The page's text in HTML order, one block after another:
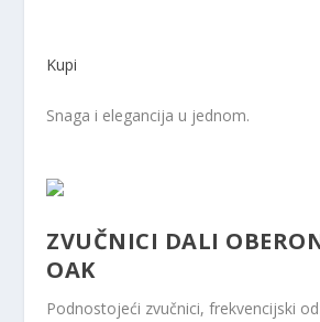
Kupi
Snaga i elegancija u jednom.
ZVUČNICI DALI
OAK
Podnostojeći zvučnici, frekvencijski